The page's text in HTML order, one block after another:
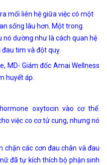
mối liên hệ giữa việc có một
sống lâu hơn. Một trong
nó dường như là cách quan hệ
tim và đột quỵ.
MD- Giám đốc Amai Wellness
huyết áp.
oxytocin vào cơ thể.
việc co cơ tử cung, nhưng nó
chặn các cơn đau chân và đau
đã tự kích thích bộ phận sinh